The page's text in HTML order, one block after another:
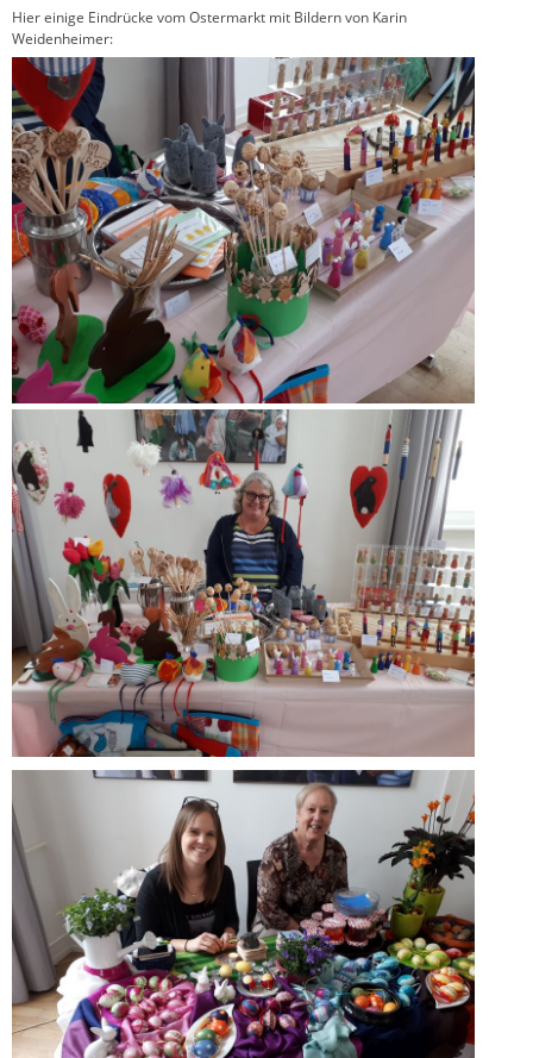
Hier einige Eindrücke vom Ostermarkt mit Bildern von Karin
Weidenheimer: